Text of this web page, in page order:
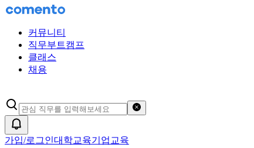
커뮤니티
직무부트캠프
클래스
채용
가입/로그인대학교육기업교육